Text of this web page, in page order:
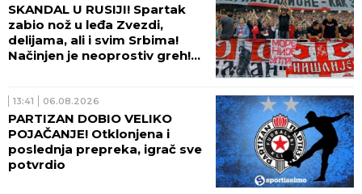
SKANDAL U RUSIJI! Spartak
zabio nož u leđa Zvezdi,
delijama, ali i svim Srbima!
Načinjen je neoprostiv greh!
13:41 06.08.2026
PARTIZAN DOBIO VELIKO
POJAČANJE! Otklonjena i
poslednja prepreka, igrač sve
potvrdio